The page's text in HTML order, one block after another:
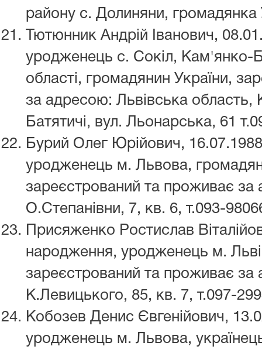
району с. Долиняни, громадянка
Тютюнник Андрій Іванович,
уродженець с. Сокіл, Кам'янко-
області, громадянин України,
за адресою: Львівська
Батятичі, вул. Льонарська, 61
Бурий Олег Юрійович,
уродженець м. Львова,
зареєстрований та проживає за
О.Степанівни, 7, кв. 6, т.093-
Присяженко Ростислав
народження, уродженець м.
зареєстрований та проживає за
К.Левицького, 85, кв. 7, т.097-
Кобозев Денис Євгенійович,
уродженець м. Львова,